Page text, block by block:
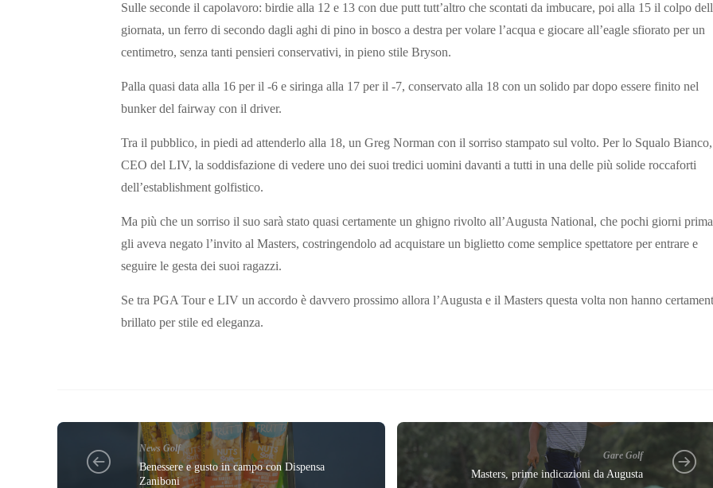
Sulle seconde il capolavoro: birdie alla 12 e 13 con due putt tutt’altro che scontati da imbucare, poi alla 15 il colpo
giornata, un ferro di secondo dagli aghi di pino in bosco a destra per volare l’acqua e giocare all’eagle sfiorato per un
centimetro, senza tanti pensieri conservativi, in pieno stile Bryson.
Palla quasi data alla 16 per il -6 e siringa alla 17 per il -7, conservato alla 18 con un solido par dopo essere finito nel
bunker del fairway con il driver.
Tra il pubblico, in piedi ad attenderlo alla 18, un Greg Norman con il sorriso stampato sul volto. Per lo Squalo Bianco,
CEO del LIV, la soddisfazione di vedere uno dei suoi tredici uomini davanti a tutti in una delle più solide roccaforti
dell’establishment golfistico.
Ma più che un sorriso il suo sarà stato quasi certamente un ghigno rivolto all’Augusta National, che pochi giorni prima
gli aveva negato l’invito al Masters, costringendolo ad acquistare un biglietto come semplice spettatore per entrare e
seguire le gesta dei suoi ragazzi.
Se tra PGA Tour e LIV un accordo è davvero prossimo allora l’Augusta e il Masters questa volta non hanno
brillato per stile ed eleganza.
News Golf
Benessere e gusto in campo con Dispensa
Zaniboni
Gare Golf
Masters, prime indicazioni da Augusta